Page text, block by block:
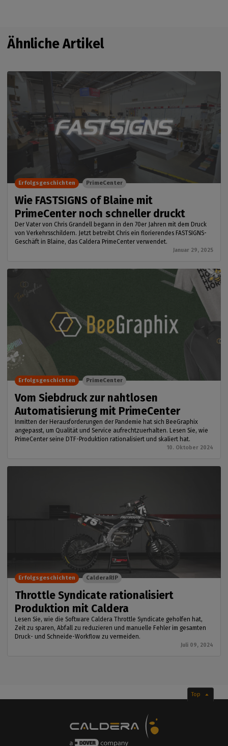
Ähnliche Artikel
Wie FASTSIGNS of Blaine mit
PrimeCenter noch schneller druckt
Der Vater von Chris Grandell begann in den 70er Jahren mit dem Druck
von Verkehrsschildern. Jetzt betreibt Chris ein florierendes FASTSIGNS-
Geschäft in Blaine, das Caldera PrimeCenter verwendet.
Januar 29, 2025
Erfolgsgeschichten PrimeCenter
Vom Siebdruck zur nahtlosen
Automatisierung mit PrimeCenter
Inmitten der Herausforderungen der Pandemie hat sich BeeGraphix
angepasst, um Qualität und Service aufrechtzuerhalten. Lesen Sie, wie
PrimeCenter seine DTF-Produktion rationalisiert und skaliert hat.
10. Oktober 2024
Erfolgsgeschichten PrimeCenter
Throttle Syndicate rationalisiert
Produktion mit Caldera
Lesen Sie, wie die Software Caldera Throttle Syndicate geholfen hat,
Zeit zu sparen, Abfall zu reduzieren und manuelle Fehler im gesamten
Druck- und Schneide-Workflow zu vermeiden.
Juli 09, 2024
Erfolgsgeschichten CalderaRIP
Top